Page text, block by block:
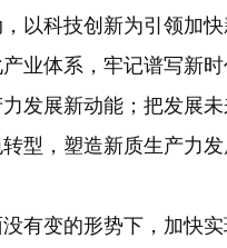
以科技创新为引领加
业体系，牢记谱写新
发展新动能；把发展
型，塑造新质生产力
有变的形势下，加快